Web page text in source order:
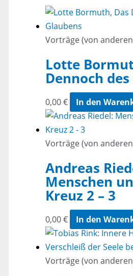
Vorträge (von
Lotte
Dennoch
0,00€ In den
Vorträge (von
Andreas
Menschen
Kreuz 2 – 3
0,00€ In den
Vorträge (von